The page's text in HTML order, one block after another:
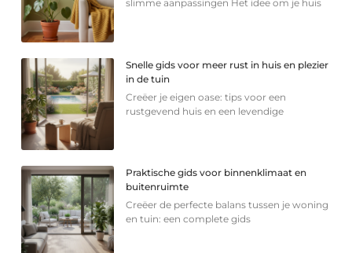
slimme aanpassingen Het idee om je huis
Snelle gids voor meer rust in huis en plezier
in de tuin
Creëer je eigen oase: tips voor een
rustgevend huis en een levendige
Praktische gids voor binnenklimaat en
buitenruimte
Creëer de perfecte balans tussen je woning
en tuin: een complete gids